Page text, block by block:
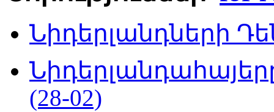
Նիդերլանդների
(28-02)